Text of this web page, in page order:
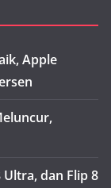
Apple
Ultra, dan Flip 8